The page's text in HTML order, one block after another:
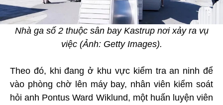
Nhà ga số 2 thuộc sân bay Kastrup nơi xảy ra vụ
việc (Ảnh: Getty Images).
Theo đó, khi đang ở khu vực kiểm tra an ninh để
vào phòng chờ lên máy bay, nhân viên kiểm soát
hỏi anh Pontus Ward Wiklund, một huấn luyện viên